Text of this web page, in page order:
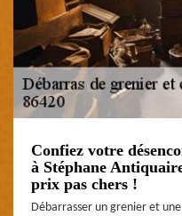
Confiez votre
à Stéphane
prix pas chers !
Débarrasser un grenier et